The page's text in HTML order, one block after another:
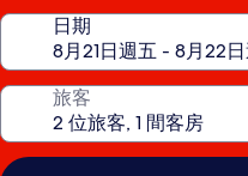
日期
旅客